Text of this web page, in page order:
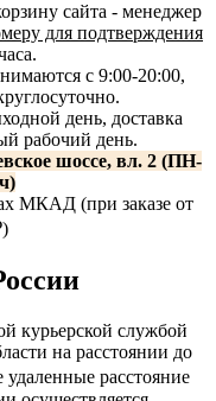
сайта - менеджер
для подтверждения
с 9:00-20:00,
день, доставка
рабочий день.
шоссе, вл. 2 (ПН-
МКАД (при заказе от
курьерской службой
на расстоянии до
расстояние